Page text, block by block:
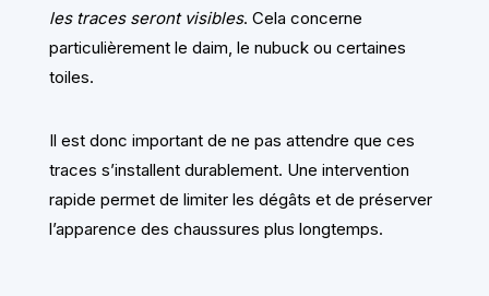
les traces seront visibles. Cela concerne
particulièrement le daim, le nubuck ou certaines
toiles.
Il est donc important de ne pas attendre que ces
traces s’installent durablement. Une intervention
rapide permet de limiter les dégâts et de préserver
l’apparence des chaussures plus longtemps.